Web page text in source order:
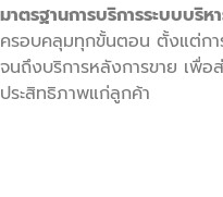
มาตรฐานการบริการระบบบริห
ครอบคลุมทุกขั้นตอน ตั้งแต่กา
จนถึงบริการหลังการขาย เพื่อ
ประสิทธิภาพแก่ลูกค้า